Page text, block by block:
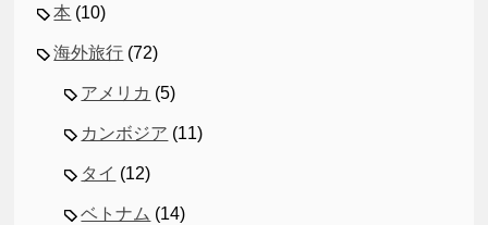
本 (10)
海外旅行 (72)
アメリカ (5)
カンボジア (11)
タイ (12)
ベトナム (14)